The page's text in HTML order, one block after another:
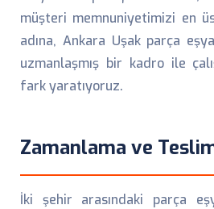
müşteri memnuniyetimizi en
adına, Ankara Uşak parça
uzmanlaşmış bir kadro ile
fark yaratıyoruz.
Zamanlama ve
İki şehir arasındaki parça